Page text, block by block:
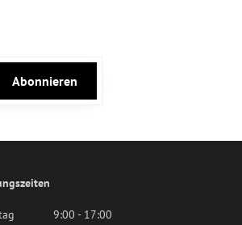
Abonnieren
9:00 - 17:00